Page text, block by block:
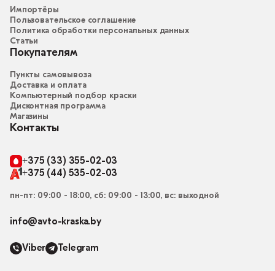
Импортёры
Пользовательское соглашение
Политика обработки персональных данных
Статьи
Покупателям
Пункты самовывоза
Доставка и оплата
Компьютерный подбор краски
Дисконтная программа
Магазины
Контакты
+375 (33) 355-02-03
+375 (44) 535-02-03
пн-пт: 09:00 - 18:00, сб: 09:00 - 13:00, вс: выходной
info@avto-kraska.by
Viber Telegram